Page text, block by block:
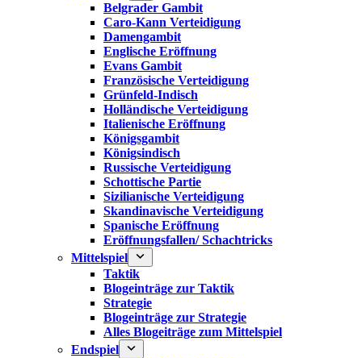
Belgrader Gambit
Caro-Kann Verteidigung
Damengambit
Englische Eröffnung
Evans Gambit
Französische Verteidigung
Grünfeld-Indisch
Holländische Verteidigung
Italienische Eröffnung
Königsgambit
Königsindisch
Russische Verteidigung
Schottische Partie
Sizilianische Verteidigung
Skandinavische Verteidigung
Spanische Eröffnung
Eröffnungsfallen/ Schachtricks
Mittelspiel
Taktik
Blogeinträge zur Taktik
Strategie
Blogeinträge zur Strategie
Alles Blogeiträge zum Mittelspiel
Endspiel